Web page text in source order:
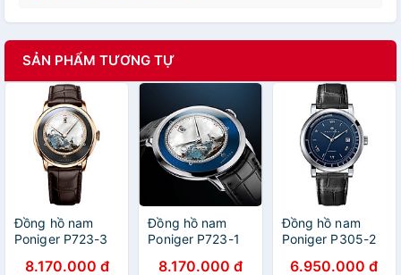
SẢN PHẨM TƯƠNG TỰ
Đồng hồ nam
Poniger P723-3
sapphire nguyên
8.170.000 đ
Đồng hồ nam
Poniger P723-1
sapphire nguyên
8.170.000 đ
Đồng hồ nam
Poniger P305-2
sapphire nguyên
6.950.000 đ